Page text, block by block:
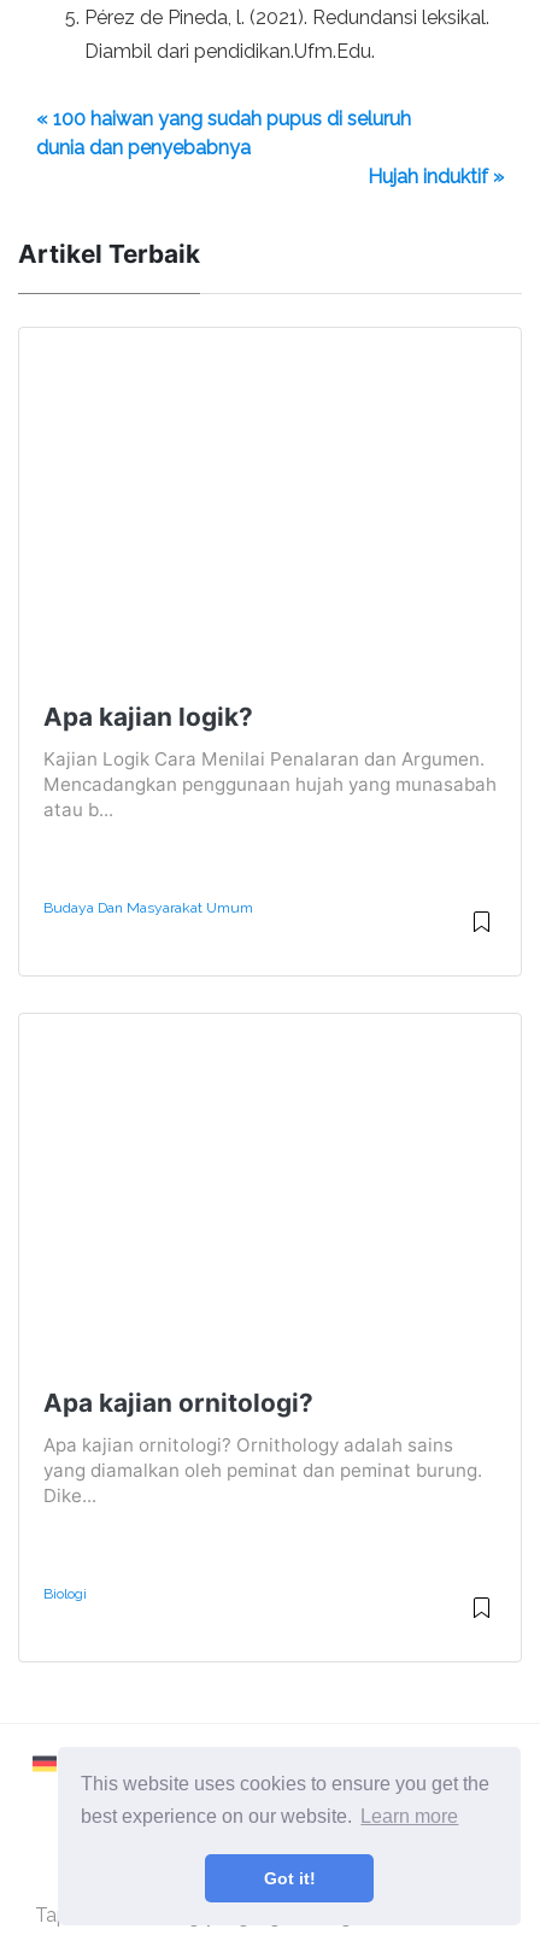
This website uses cookies to ensure you get the
best experience on our website.
Learn more
Got it!
Pérez de Pineda, l. (2021). Redundansi leksikal.
Diambil dari pendidikan.Ufm.Edu.
« 100 haiwan yang sudah pupus di seluruh
dunia dan penyebabnya
Hujah induktif »
Artikel Terbaik
Apa kajian logik?
Kajian Logik Cara Menilai Penalaran dan Argumen.
Mencadangkan penggunaan hujah yang munasabah
atau b...
Budaya Dan Masyarakat Umum
Apa kajian ornitologi?
Apa kajian ornitologi? Ornithology adalah sains
yang diamalkan oleh peminat dan peminat burung.
Dike...
Biologi
2026 ©Learnaboutworld
Semua Kategori
Tapak untuk orang yang ingin mengetahui lebih lanjut